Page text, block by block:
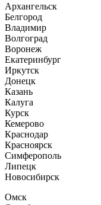
Архангельск
Белгород
Владимир
Волгоград
Воронеж
Екатеринбург
Иркутск
Донецк
Казань
Калуга
Курск
Кемерово
Краснодар
Красноярск
Симферополь
Липецк
Новосибирск
Омск